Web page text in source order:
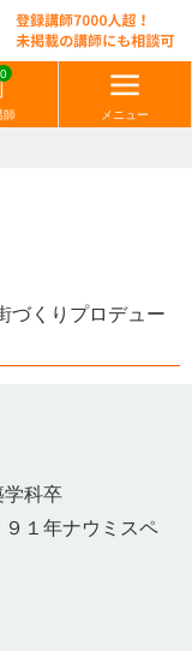
0
師 メニュー
づくりプロデュー
学科卒
１年ナウミスペ